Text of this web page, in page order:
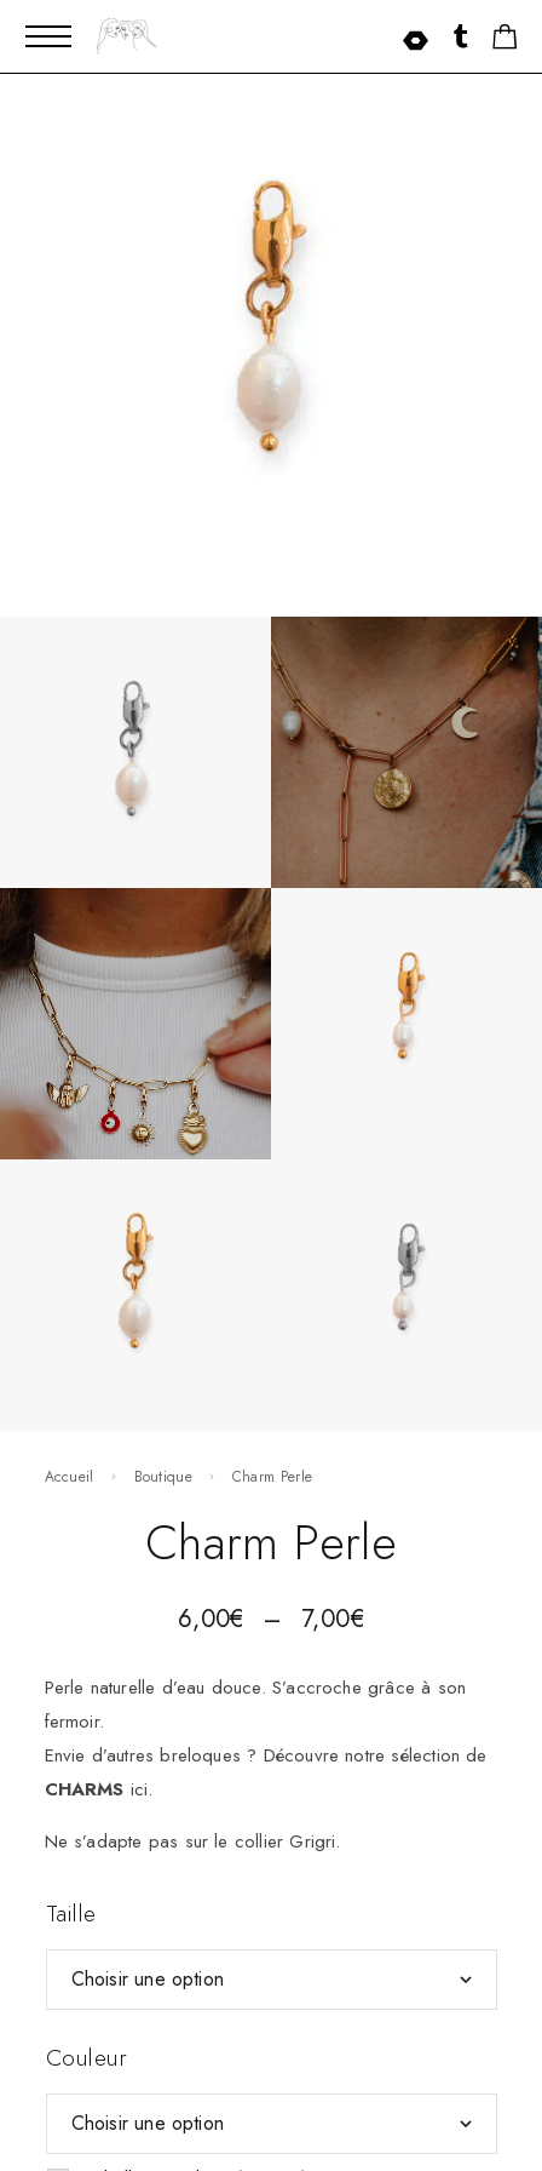
Accueil Boutique Charm Perle
Charm Perle
6,00€ – 7,00€
Perle naturelle d’eau douce. S’accroche grâce à son
fermoir.
Envie d’autres breloques ? Découvre notre sélection de
CHARMS ici.
Ne s’adapte pas sur le collier Grigri.
Taille
Couleur